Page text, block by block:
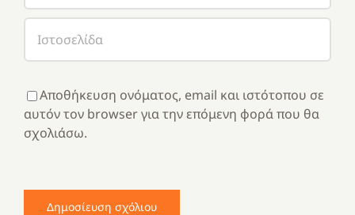
Αποθήκευση ονόματος, email και ιστότοπου σε
αυτόν τον browser για την επόμενη φορά που θα
σχολιάσω.